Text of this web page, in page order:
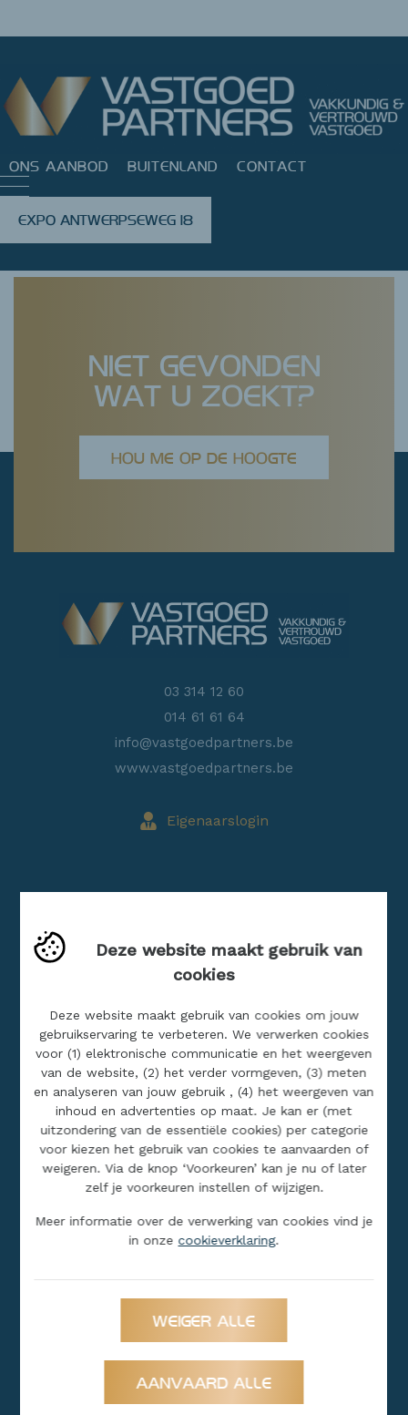
ONS AANBOD BUITENLAND CONTACT
EXPO ANTWERPSEWEG 18
NIET GEVONDEN
WAT U ZOEKT?
HOU ME OP DE HOOGTE
03 314 12 60
014 61 61 64
info@vastgoedpartners.be
www.vastgoedpartners.be
Niet gevonden wat u zoekt?
SITEMAP
Home
Ons aanbod
Over ons
Contact
Gratis schatting
Buitenland
Jobs
Eigenaarslogin
Deze website maakt gebruik van
cookies
Deze website maakt gebruik van cookies om jouw
gebruikservaring te verbeteren. We verwerken cookies
voor (1) elektronische communicatie en het weergeven
van de website, (2) het verder vormgeven, (3) meten
en analyseren van jouw gebruik , (4) het weergeven van
inhoud en advertenties op maat. Je kan er (met
uitzondering van de essentiële cookies) per categorie
voor kiezen het gebruik van cookies te aanvaarden of
weigeren. Via de knop ‘Voorkeuren’ kan je nu of later
zelf je voorkeuren instellen of wijzigen.
Meer informatie over de verwerking van cookies vind je
in onze cookieverklaring.
WEIGER ALLE
AANVAARD ALLE